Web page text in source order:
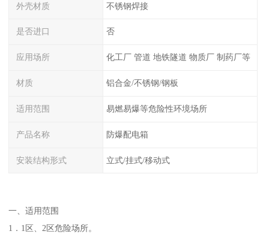
外壳材质 不锈钢焊接
是否进口 否
应用场所 化工厂 管道 地铁隧道 物质厂 制药厂等
材质 铝合金/不锈钢/钢板
适用范围 易燃易爆等危险性环境场所
产品名称 防爆配电箱
安装结构形式 立式/挂式/移动式
一、适用范围
1．1区、2区危险场所。